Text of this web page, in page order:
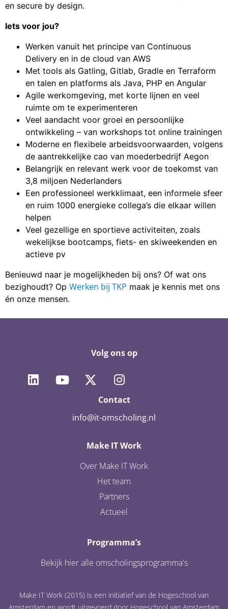
en secure by design.
Iets voor jou?
Werken vanuit het principe van Continuous
Delivery en in de cloud van AWS
Met tools als Gatling, Gitlab, Gradle en Terraform
en talen en platforms als Java, PHP en Angular
Agile werkomgeving, met korte lijnen en veel
ruimte om te experimenteren
Veel aandacht voor groei en persoonlijke
ontwikkeling – van workshops tot online trainingen
Moderne en flexibele arbeidsvoorwaarden, volgens
de aantrekkelijke cao van moederbedrijf Aegon
Belangrijk en relevant werk voor de toekomst van
3,8 miljoen Nederlanders
Een professioneel werkklimaat, een informele sfeer
en ruim 1000 energieke collega’s die elkaar willen
helpen
Veel gezellige en sportieve activiteiten, zoals
wekelijkse bootcamps, fiets- en skiweekenden en
actieve pv
Benieuwd naar je mogelijkheden bij ons? Of wat ons
bezighoudt? Op Werken bij TKP maak je kennis met ons
én onze mensen.
Volg ons op
Contact
info@it-omscholing.nl
Make IT Work
Over Make IT Work
Het team
Partners
Actueel
Programma’s
Bekijk hier alle omscholingsprogramma's
Make IT Work (2015) is een initiatief van de Hogeschool van